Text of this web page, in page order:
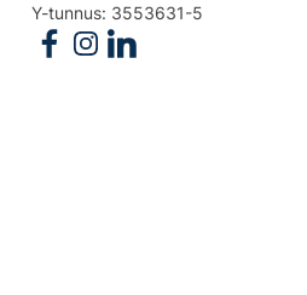
Y-tunnus: 3553631-5
Follow us on Facebook
Follow us on Instagram
Follow us on Linkedin